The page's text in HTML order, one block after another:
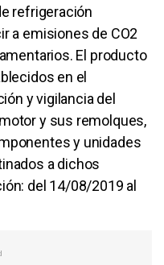
refrigeración
a emisiones de CO2
El producto
en el
y vigilancia del
y sus remolques,
y unidades
a dichos
del 14/08/2019 al